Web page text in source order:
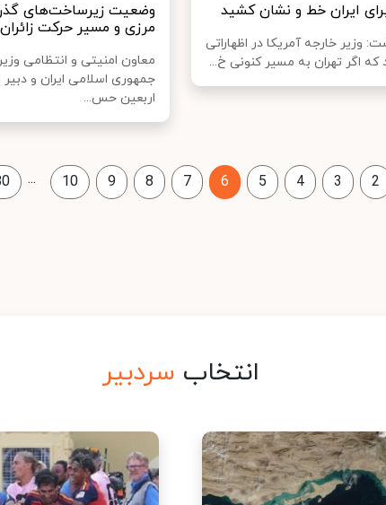
ایران خط و نشان کشید
وزیر خارجه آمریکا در اظهاراتی
که اگر تهران به مسیر کنونی خ...
وضعیت زیرساخت‌های
مرزی و مسیر حرکت زائران
معاون امنیتی و انتظامی
جمهوری اسلامی ایران و
اربعین حس...
2
3
4
5
6
7
8
9
10
...
انتخاب سردبیر